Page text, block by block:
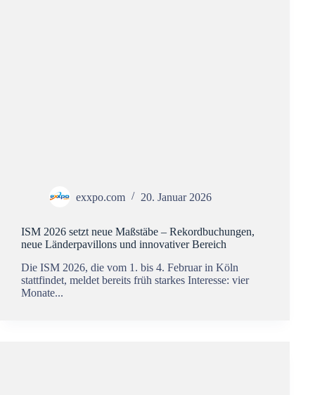
exxpo.com 20. Januar 2026
ISM 2026 setzt neue Maßstäbe – Rekordbuchungen,
neue Länderpavillons und innovativer Bereich
Die ISM 2026, die vom 1. bis 4. Februar in Köln
stattfindet, meldet bereits früh starkes Interesse: vier
Monate...